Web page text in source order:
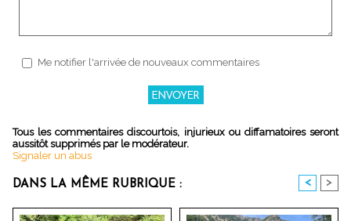
Me notifier l'arrivée de nouveaux commentaires
Tous les commentaires discourtois, injurieux ou diffamatoires seront
aussitôt supprimés par le modérateur.
Signaler un abus
DANS LA MÊME RUBRIQUE : < >